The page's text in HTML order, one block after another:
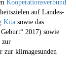
Kooperationsverbund
auf Landes-
Kita sowie das
2017) sowie
zur
zur klimagesunden